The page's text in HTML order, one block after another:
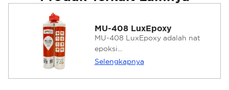
MU-408 LuxEpoxy
MU-408 LuxEpoxy adalah nat
epoksi...
Selengkapnya